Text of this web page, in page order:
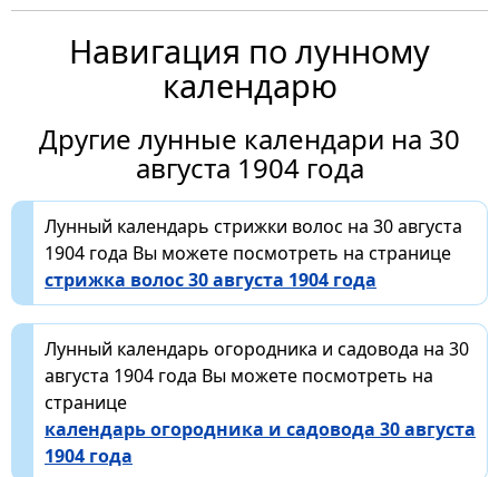
Навигация по лунному
календарю
Другие лунные календари на 30
августа 1904 года
Лунный календарь стрижки волос на 30 августа
1904 года Вы можете посмотреть на странице
стрижка волос 30 августа 1904 года
Лунный календарь огородника и садовода на 30
августа 1904 года Вы можете посмотреть на
странице
календарь огородника и садовода 30 августа
1904 года